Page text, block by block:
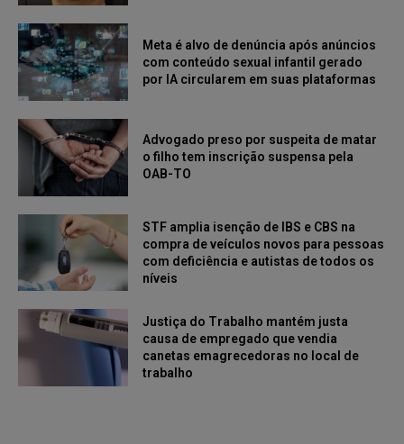
Meta é alvo de denúncia após anúncios
com conteúdo sexual infantil gerado
por IA circularem em suas plataformas
Advogado preso por suspeita de matar
o filho tem inscrição suspensa pela
OAB-TO
STF amplia isenção de IBS e CBS na
compra de veículos novos para pessoas
com deficiência e autistas de todos os
níveis
Justiça do Trabalho mantém justa
causa de empregado que vendia
canetas emagrecedoras no local de
trabalho